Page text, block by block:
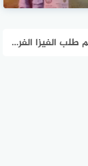
الفيزا الفرنسية؟